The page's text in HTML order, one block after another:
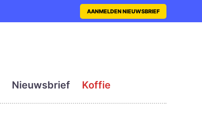
actueel en
AANMELDEN NIEUWSBRIEF
Nieuwsbrief Koffie